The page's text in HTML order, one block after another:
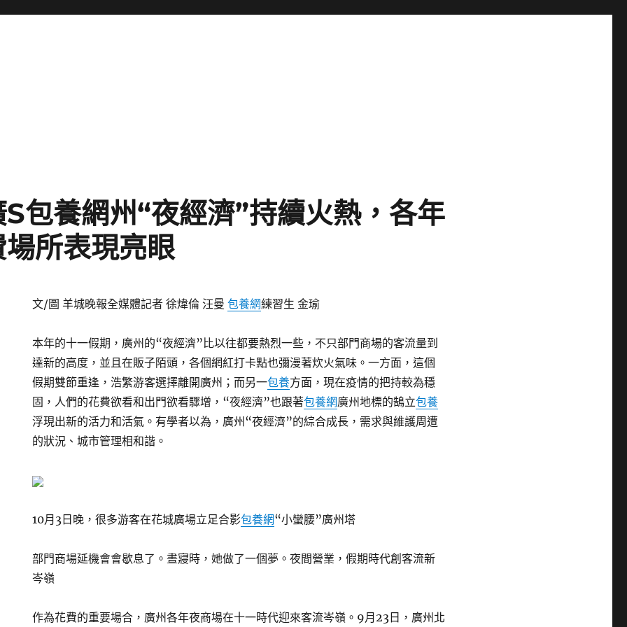
包養網州“夜經濟”持續火熱，各年
所表現亮眼
文/圖 羊城晚報全媒體記者 徐煒倫 汪曼包養網練習生 金瑜
本年的十一假期，廣州的“夜經濟”比以往都要熱烈一些，不只部門商場的客流量到
達新的高度，並且在販子陌頭，各個網紅打卡點也彌漫著炊火氣味。一方面，這個
假期雙節重逢，浩繁游客選擇離開廣州；而另一包養方面，現在疫情的把持較為穩
固，人們的花費欲看和出門欲看驟增，“夜經濟”也跟著包養網廣州地標的鵠立包養
浮現出新的活力和活氣。有學者以為，廣州“夜經濟”的綜合成長，需求與維護周遭
的狀況、城市管理相和諧。
10月3日晚，很多游客在花城廣場立足合影包養網“小蠻腰”廣州塔
部門商場延機會會歇息了。晝寢時，她做了一個夢。夜間營業，假期時代創客流新
岑嶺
作為花費的重要場合，廣州各年夜商場在十一時代迎來客流岑嶺。9月23日，廣州北